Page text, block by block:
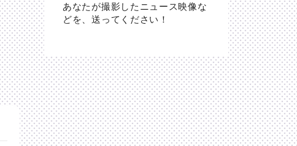
あなたが撮影したニュース映像な
どを、送ってください！